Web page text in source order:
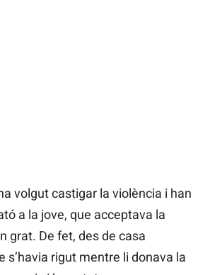
volgut castigar la violència i han
a la jove, que acceptava la
grat. De fet, des de casa
s’havia rigut mentre li donava la